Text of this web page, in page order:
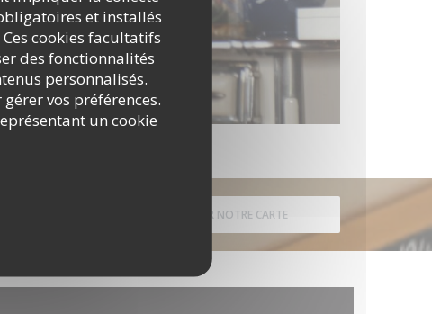
et installés
cookies facultatifs
des fonctionnalités
personnalisés.
vos préférences.
un cookie
DÉCOUVRIR NOTRE CARTE